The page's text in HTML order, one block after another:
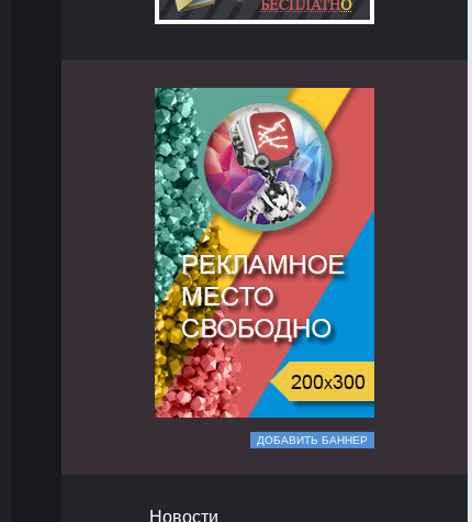
ДОБАВИТЬ БАННЕР
Новости